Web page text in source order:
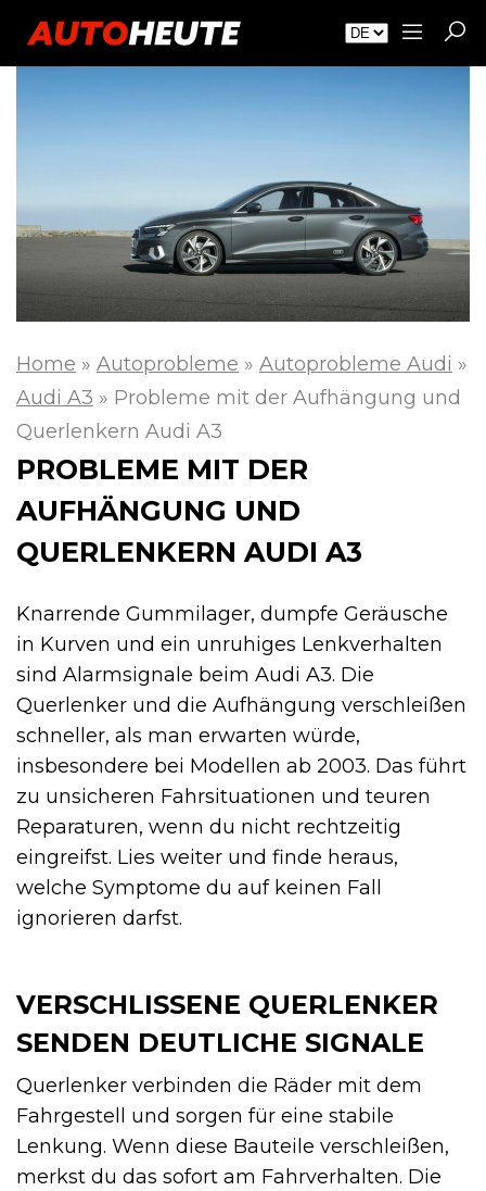
Home » Autoprobleme » Autoprobleme Audi »
Audi A3 » Probleme mit der Aufhängung und
Querlenkern Audi A3
PROBLEME MIT DER
AUFHÄNGUNG UND
QUERLENKERN AUDI A3
Knarrende Gummilager, dumpfe Geräusche
in Kurven und ein unruhiges Lenkverhalten
sind Alarmsignale beim Audi A3. Die
Querlenker und die Aufhängung verschleißen
schneller, als man erwarten würde,
insbesondere bei Modellen ab 2003. Das führt
zu unsicheren Fahrsituationen und teuren
Reparaturen, wenn du nicht rechtzeitig
eingreifst. Lies weiter und finde heraus,
welche Symptome du auf keinen Fall
ignorieren darfst.
VERSCHLISSENE QUERLENKER
SENDEN DEUTLICHE SIGNALE
Querlenker verbinden die Räder mit dem
Fahrgestell und sorgen für eine stabile
Lenkung. Wenn diese Bauteile verschleißen,
merkst du das sofort am Fahrverhalten. Die